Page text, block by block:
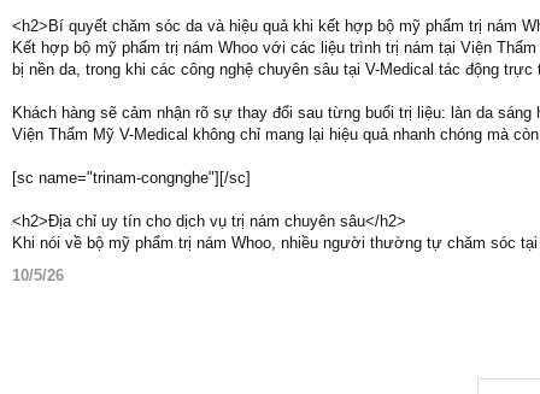
<h2>Bí quyết chăm sóc da và hiệu quả khi kết hợp bộ mỹ phẩm trị nám
Kết hợp bộ mỹ phẩm trị nám Whoo với các liệu trình trị nám tại Viện
bị nền da, trong khi các công nghệ chuyên sâu tại V-Medical tác động
Khách hàng sẽ cảm nhận rõ sự thay đổi sau từng buổi trị liệu: làn da
Viện Thẩm Mỹ V-Medical không chỉ mang lại hiệu quả nhanh chóng mà
[sc name="trinam-congnghe"][/sc]
<h2>Địa chỉ uy tín cho dịch vụ trị nám chuyên sâu</h2>
Khi nói về bộ mỹ phẩm trị nám Whoo, nhiều người thường tự chăm sóc
10/5/26